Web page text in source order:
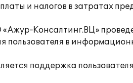
и налогов в затратах
Консалтинг.ВЦ»
пользователя в
поддержка